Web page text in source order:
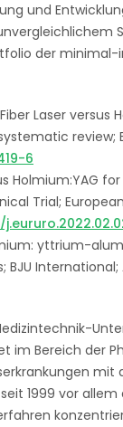
und
der minimal-
Laser versus
review;
6
Holmium:YAG
Trial; European
yttrium-
International;
im Bereich der
mit
1999 vor